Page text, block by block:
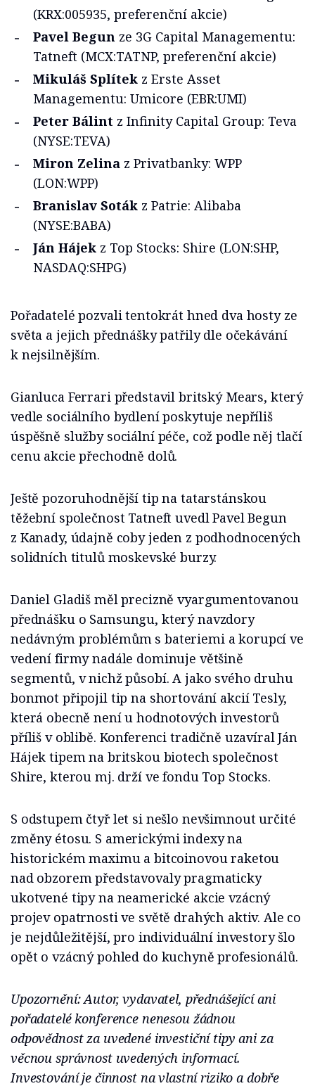
(KRX:005935, preferenční akcie)
Pavel Begun ze 3G Capital Managementu:
Tatneft (MCX:TATNP, preferenční akcie)
Mikuláš Splítek z Erste Asset
Managementu: Umicore (EBR:UMI)
Peter Bálint z Infinity Capital Group: Teva
(NYSE:TEVA)
Miron Zelina z Privatbanky: WPP
(LON:WPP)
Branislav Soták z Patrie: Alibaba
(NYSE:BABA)
Ján Hájek z Top Stocks: Shire (LON:SHP,
NASDAQ:SHPG)
Pořadatelé pozvali tentokrát hned dva hosty ze
světa a jejich přednášky patřily dle očekávání
k nejsilnějším.
Gianluca Ferrari představil britský Mears, který
vedle sociálního bydlení poskytuje nepříliš
úspěšně služby sociální péče, což podle něj tlačí
cenu akcie přechodně dolů.
Ještě pozoruhodnější tip na tatarstánskou
těžební společnost Tatneft uvedl Pavel Begun
z Kanady, údajně coby jeden z podhodnocených
solidních titulů moskevské burzy.
Daniel Gladiš měl precizně vyargumentovanou
přednášku o Samsungu, který navzdory
nedávným problémům s bateriemi a korupcí ve
vedení firmy nadále dominuje většině
segmentů, v nichž působí. A jako svého druhu
bonmot připojil tip na shortování akcií Tesly,
která obecně není u hodnotových investorů
příliš v oblibě. Konferenci tradičně uzavíral Ján
Hájek tipem na britskou biotech společnost
Shire, kterou mj. drží ve fondu Top Stocks.
S odstupem čtyř let si nešlo nevšimnout určité
změny étosu. S americkými indexy na
historickém maximu a bitcoinovou raketou
nad obzorem představovaly pragmaticky
ukotvené tipy na neamerické akcie vzácný
projev opatrnosti ve světě drahých aktiv. Ale co
je nejdůležitější, pro individuální investory šlo
opět o vzácný pohled do kuchyně profesionálů.
Upozornění: Autor, vydavatel, přednášející ani
pořadatelé konference nenesou žádnou
odpovědnost za uvedené investiční tipy ani za
věcnou správnost uvedených informací.
Investování je činnost na vlastní riziko a dobře